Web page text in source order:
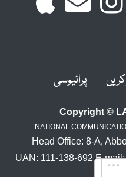
پرائیوسی
Copyright ©
NATIONAL
Head Office: 8-A,
UAN: 111-138-692 E-